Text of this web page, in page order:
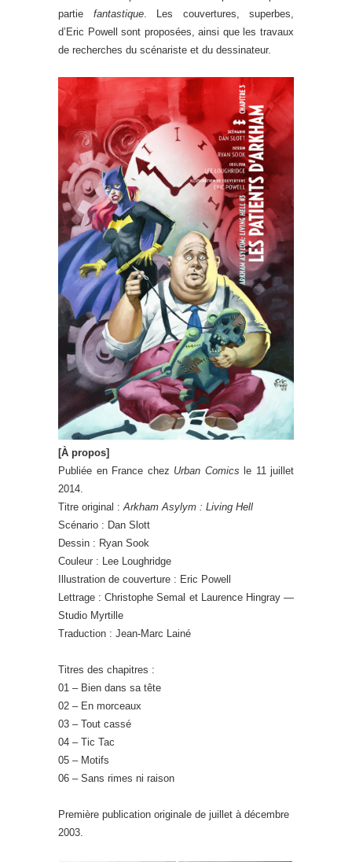
partie fantastique. Les couvertures, superbes,
d’Eric Powell sont proposées, ainsi que les travaux
de recherches du scénariste et du dessinateur.
[À propos]
Publiée en France chez Urban Comics le 11 juillet
2014.
Titre original : Arkham Asylym : Living Hell
Scénario : Dan Slott
Dessin : Ryan Sook
Couleur : Lee Loughridge
Illustration de couverture : Eric Powell
Lettrage : Christophe Semal et Laurence Hingray —
Studio Myrtille
Traduction : Jean-Marc Lainé
Titres des chapitres :
01 – Bien dans sa tête
02 – En morceaux
03 – Tout cassé
04 – Tic Tac
05 – Motifs
06 – Sans rimes ni raison
Première publication originale de juillet à décembre
2003.